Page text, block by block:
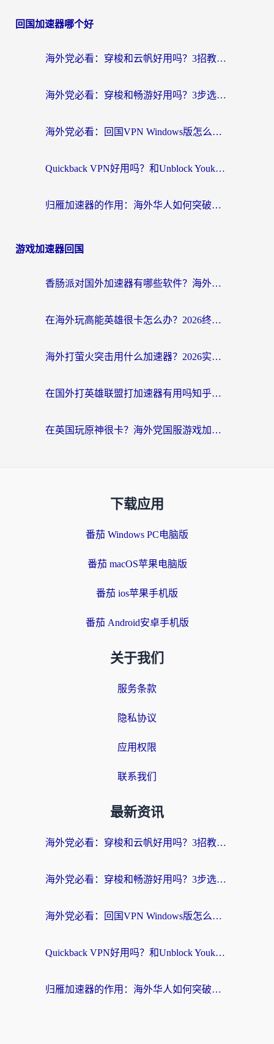
回国加速器哪个好
海外党必看：穿梭和云帆好用吗？3招教你选对回国加速器（附PTT翻墙+QuickbackFly2CN对比）
海外党必看：穿梭和畅游好用吗？3步选对回国加速器，无缝刷国内剧玩国服
海外党必看：回国VPN Windows版怎么选？3步找到最适合你的无缝访问方案
Quickback VPN好用吗？和Unblock YoukuVPN对比哪个回国效果更好？海外党无缝访问国内资源的实用指南
归雁加速器的作用：海外华人如何突破地域限制，无缝拥抱国内资源？
游戏加速器回国
香肠派对国外加速器有哪些软件？海外玩家国服畅玩终极指南（附实测推荐）
在海外玩高能英雄很卡怎么办？2026终极指南帮你告别延迟卡顿
海外打萤火突击用什么加速器？2026实测靠谱方案+多游戏适配指南
在国外打英雄联盟打加速器有用吗知乎？海外玩家亲测：选对工具比什么都重要
在英国玩原神很卡？海外党国服游戏加速终极指南（附实测有效方案）
下载应用
番茄 Windows PC电脑版
番茄 macOS苹果电脑版
番茄 ios苹果手机版
番茄 Android安卓手机版
关于我们
服务条款
隐私协议
应用权限
联系我们
最新资讯
海外党必看：穿梭和云帆好用吗？3招教你选对回国加速器（附PTT翻墙+QuickbackFly2CN对比）
海外党必看：穿梭和畅游好用吗？3步选对回国加速器，无缝刷国内剧玩国服
海外党必看：回国VPN Windows版怎么选？3步找到最适合你的无缝访问方案
Quickback VPN好用吗？和Unblock YoukuVPN对比哪个回国效果更好？海外党无缝访问国内资源的实用指南
归雁加速器的作用：海外华人如何突破地域限制，无缝拥抱国内资源？